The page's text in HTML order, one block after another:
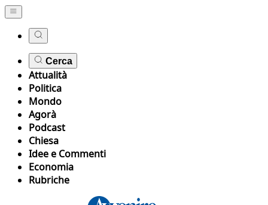
Cerca
Attualità
Politica
Mondo
Agorà
Podcast
Chiesa
Idee e Commenti
Economia
Rubriche